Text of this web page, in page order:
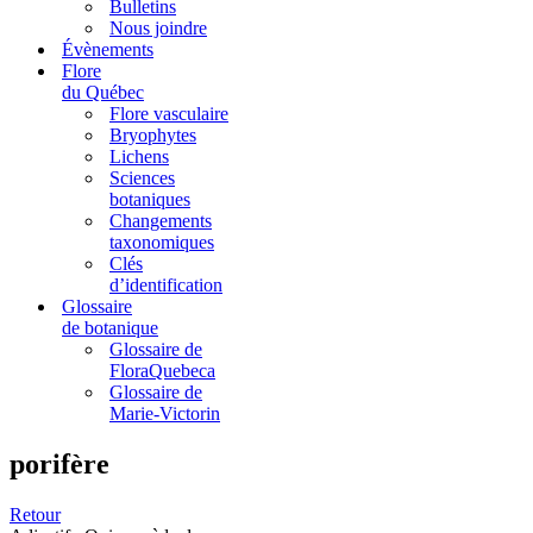
Bulletins
Nous joindre
Évènements
Flore
du Québec
Flore vasculaire
Bryophytes
Lichens
Sciences
botaniques
Changements
taxonomiques
Clés
d’identification
Glossaire
de botanique
Glossaire de
FloraQuebeca
Glossaire de
Marie-Victorin
porifère
Retour